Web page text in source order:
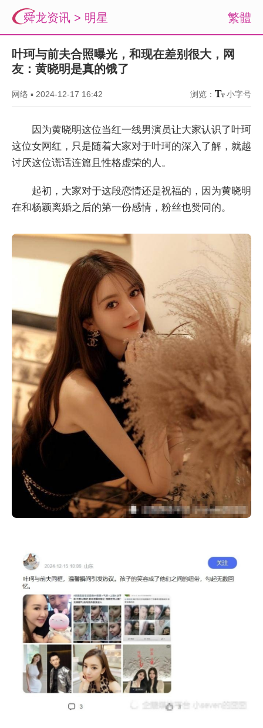
繁體
舜龙资讯 > 明星
叶珂与前夫合照曝光，和现在差别很大，网
友：黄晓明是真的饿了
网络 ▪ 2024-12-17 16:42 浏览： 小字号
因为黄晓明这位当红一线男演员让大家认识了叶珂
这位女网红，只是随着大家对于叶珂的深入了解，就越
讨厌这位谎话连篇且性格虚荣的人。
起初，大家对于这段恋情还是祝福的，因为黄晓明
在和杨颖离婚之后的第一份感情，粉丝也赞同的。